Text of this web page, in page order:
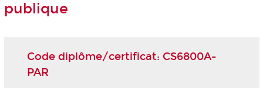
publique
Code diplôme/certificat: CS6800A-
PAR